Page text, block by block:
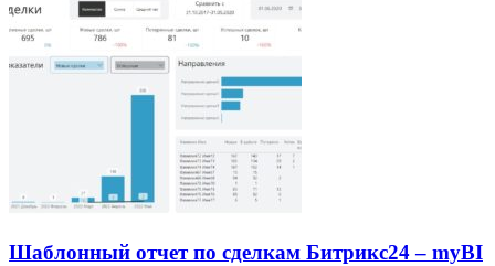
Шаблонный отчет по сделкам Битрикс24 – myBI